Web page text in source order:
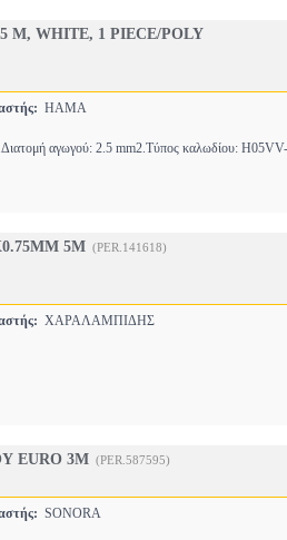
M, WHITE, 1 PIECE/POLY
HAMA
αγωγού: 2.5 mm2.Τύπος καλωδίου: H05VV-
5M (PER.141618)
ΧΑΡΑΛΑΜΠΙΔΗΣ
EURO 3M (PER.587595)
SONORA